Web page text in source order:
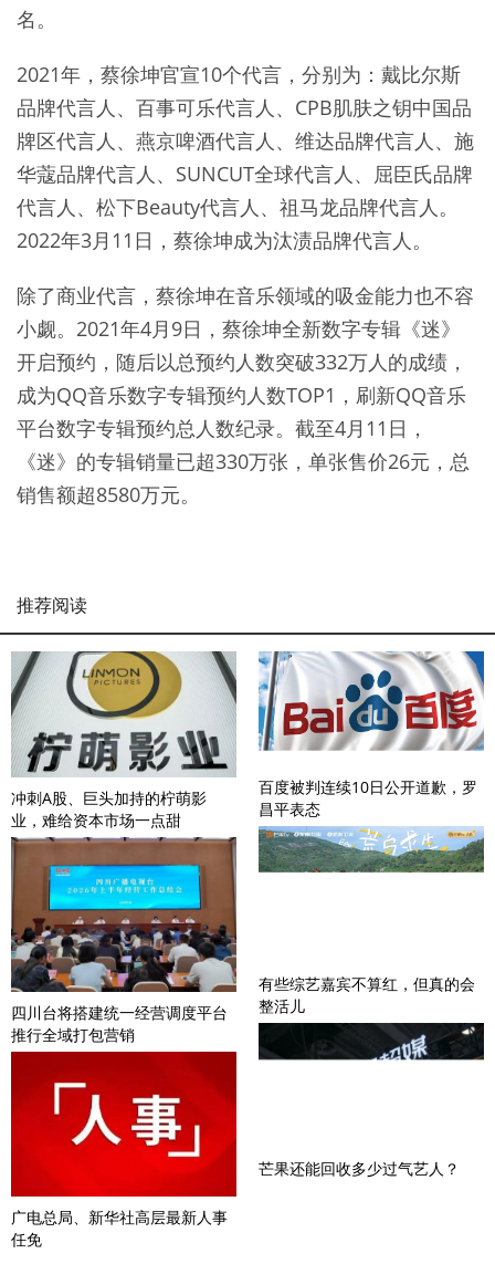
名。
2021年，蔡徐坤官宣10个代言，分别为：戴比尔斯
品牌代言人、百事可乐代言人、CPB肌肤之钥中国品
牌区代言人、燕京啤酒代言人、维达品牌代言人、施
华蔻品牌代言人、SUNCUT全球代言人、屈臣氏品牌
代言人、松下Beauty代言人、祖马龙品牌代言人。
2022年3月11日，蔡徐坤成为汰渍品牌代言人。
除了商业代言，蔡徐坤在音乐领域的吸金能力也不容
小觑。2021年4月9日，蔡徐坤全新数字专辑《迷》
开启预约，随后以总预约人数突破332万人的成绩，
成为QQ音乐数字专辑预约人数TOP1，刷新QQ音乐
平台数字专辑预约总人数纪录。截至4月11日，
《迷》的专辑销量已超330万张，单张售价26元，总
销售额超8580万元。
推荐阅读
冲刺A股、巨头加持的柠萌影
业，难给资本市场一点甜
四川台将搭建统一经营调度平台
推行全域打包营销
广电总局、新华社高层最新人事
任免
百度被判连续10日公开道歉，罗
昌平表态
有些综艺嘉宾不算红，但真的会
整活儿
芒果还能回收多少过气艺人？